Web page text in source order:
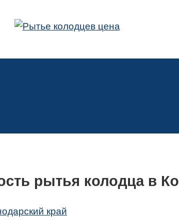
рытья колодца в
край